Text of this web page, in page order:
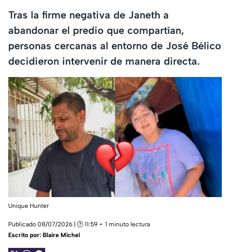
Tras la firme negativa de Janeth a
abandonar el predio que compartían,
personas cercanas al entorno de José Bélico
decidieron intervenir de manera directa.
Unique Hunter
Publicado 08/07/2026 | 🕑 11:59
1 minuto lectura
Escrito por: Blaire Michel